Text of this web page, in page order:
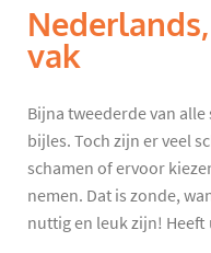
vak
Bijna tweederde van
bijles. Toch zijn er veel
schamen of ervoor
nemen. Dat is zonde,
nuttig en leuk zijn!